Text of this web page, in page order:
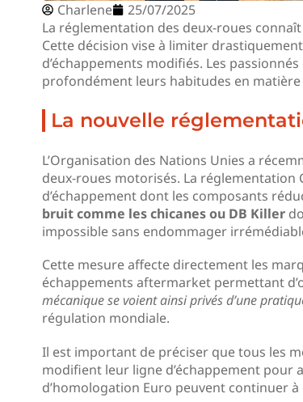
Charlene
25/07/2025
La réglementation des deux-roues
Cette décision vise à limiter
d’échappements modifiés. Les
profondément leurs habitudes en
La nouvelle
L’Organisation des Nations Unies a
deux-roues motorisés. La réglementation
d’échappement dont les composants
bruit comme les chicanes ou DB Killer
impossible sans endommager
Cette mesure affecte directement les
échappements aftermarket permettant
mécanique se voient ainsi privés d’une
régulation mondiale.
Il est important de préciser que tous les
modifient leur ligne d’échappement pour
d’homologation Euro peuvent continuer